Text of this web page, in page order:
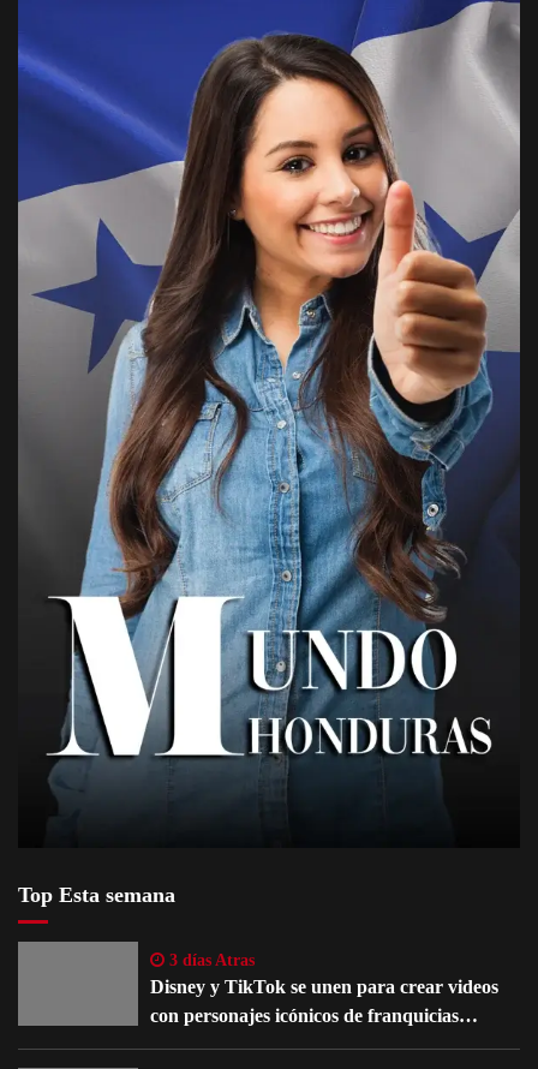
Top Esta semana
3 días Atras
Disney y TikTok se unen para crear videos
con personajes icónicos de franquicias
famosas